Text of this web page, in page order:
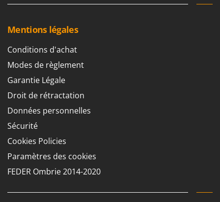
Mentions légales
Conditions d'achat
Modes de règlement
Garantie Légale
Droit de rétractation
Données personnelles
Sécurité
Cookies Policies
Paramètres des cookies
FEDER Ombrie 2014-2020